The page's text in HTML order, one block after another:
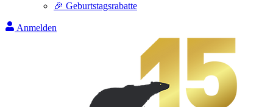
🎉 Geburtstagsrabatte
Anmelden